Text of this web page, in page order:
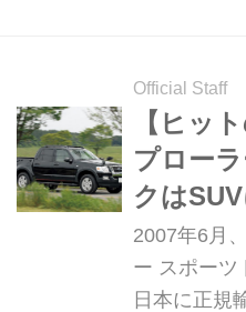
アー、エス
試乗。通常
うなコース
な走りを見
の模様を振
試乗記は、
月号より）
Official Staff
【ヒッ
プロー
クは
ッドを
だった
2007年6月
ー スポーツ
日本に正規